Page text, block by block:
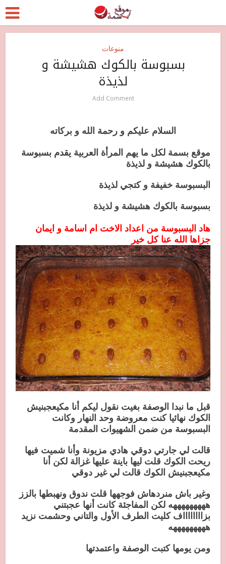
منوعات
بسبوسة بالكوك هشيشة و
لذيذة
Add Comment
السلام عليكم و رحمة الله و بركاته
موقع بسمة لكل ما يهم المرأة العربية يقدم بسبوسة
بالكوك هشيشة و لذيذة
البسبوسة خفيفة و كتجي لذيذة
بسبوسة بالكوك هشيشة و لذيذة
هاد البسبوسة من اعداد الاخت ام اسامة و ايمان
جزاها الله عنا كل خير
قبل ما نبدا الوصفة بغيت نقول ليكم أنا مكيعجبنيش
الكوك نهائيا كنت معروضة وحد النهار وكانت
البسبوسة من ضمن الشهيوات المقدمة
قالت لي جارتي دوقي هادي مزيونة وأنا شميت فيها
ريحت الكوك قلت ليها باينة عليها غزالة لكن أنا
مكيعجبنيش الكوك قالت لي غير دوقي
وغير باش منردهاش فوجهها قلت ندوق ونهبطها بالزز
هههههههههه لكن المفاجئة كانت أنها عجبتني
بزااااااااف كليت الطرف الأول والتاني وحشمت نزيد
هههههههههه
ومن يومها كتبت الوصفة واعتمدتها